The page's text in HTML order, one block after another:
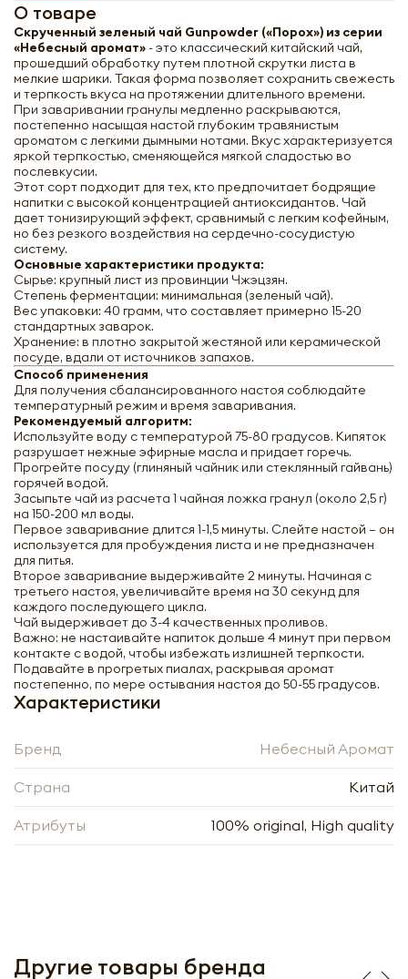
О товаре
Скрученный зеленый чай Gunpowder («Порох») из серии
«Небесный аромат» - это классический китайский чай,
прошедший обработку путем плотной скрутки листа в
мелкие шарики. Такая форма позволяет сохранить свежесть
и терпкость вкуса на протяжении длительного времени.
При заваривании гранулы медленно раскрываются,
постепенно насыщая настой глубоким травянистым
ароматом с легкими дымными нотами. Вкус характеризуется
яркой терпкостью, сменяющейся мягкой сладостью во
послевкусии.
Этот сорт подходит для тех, кто предпочитает бодрящие
напитки с высокой концентрацией антиоксидантов. Чай
дает тонизирующий эффект, сравнимый с легким кофейным,
но без резкого воздействия на сердечно-сосудистую
систему.
Основные характеристики продукта:
Сырье: крупный лист из провинции Чжэцзян.
Степень ферментации: минимальная (зеленый чай).
Вес упаковки: 40 грамм, что составляет примерно 15-20
стандартных заварок.
Хранение: в плотно закрытой жестяной или керамической
посуде, вдали от источников запахов.
Способ применения
Для получения сбалансированного настоя соблюдайте
температурный режим и время заваривания.
Рекомендуемый алгоритм:
Используйте воду с температурой 75-80 градусов. Кипяток
разрушает нежные эфирные масла и придает горечь.
Прогрейте посуду (глиняный чайник или стеклянный гайвань)
горячей водой.
Засыпьте чай из расчета 1 чайная ложка гранул (около 2,5 г)
на 150-200 мл воды.
Первое заваривание длится 1-1,5 минуты. Слейте настой — он
используется для пробуждения листа и не предназначен
для питья.
Второе заваривание выдерживайте 2 минуты. Начиная с
третьего настоя, увеличивайте время на 30 секунд для
каждого последующего цикла.
Чай выдерживает до 3-4 качественных проливов.
Важно: не настаивайте напиток дольше 4 минут при первом
контакте с водой, чтобы избежать излишней терпкости.
Подавайте в прогретых пиалах, раскрывая аромат
постепенно, по мере остывания настоя до 50-55 градусов.
Характеристики
Бренд Небесный Аромат
Страна Китай
Атрибуты 100% original, High quality
Другие товары бренда
Заполняя форму я даю свое согласие на email
Небесный аромат Gunpowder
скрученный зеленый чай Порох 40г
рассылку